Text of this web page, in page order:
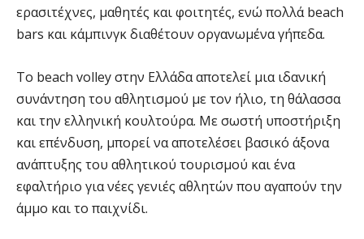
ερασιτέχνες, μαθητές και φοιτητές, ενώ πολλά beach
bars και κάμπινγκ διαθέτουν οργανωμένα γήπεδα.
Το beach volley στην Ελλάδα αποτελεί μια ιδανική
συνάντηση του αθλητισμού με τον ήλιο, τη θάλασσα
και την ελληνική κουλτούρα. Με σωστή υποστήριξη
και επένδυση, μπορεί να αποτελέσει βασικό άξονα
ανάπτυξης του αθλητικού τουρισμού και ένα
εφαλτήριο για νέες γενιές αθλητών που αγαπούν την
άμμο και το παιχνίδι.